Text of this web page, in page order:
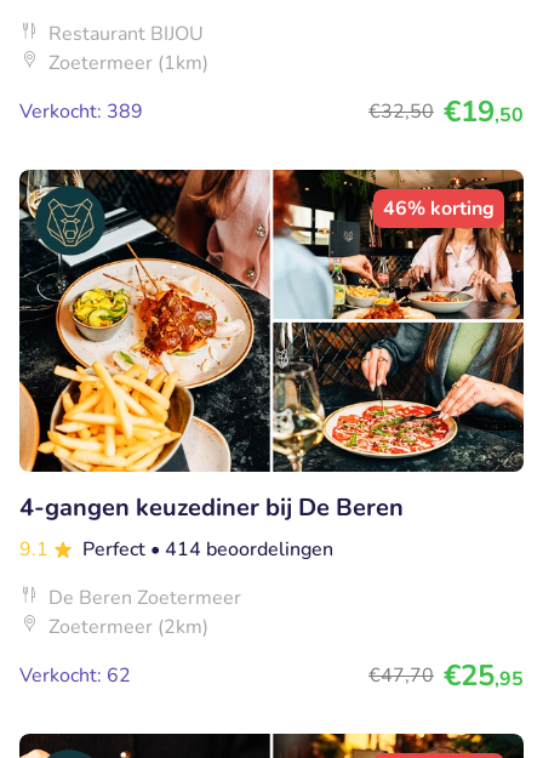
Restaurant BIJOU
Zoetermeer (1km)
Verkocht: 389
€32,50 €19,50
46% korting
4-gangen keuzediner bij De Beren
9.1 Perfect • 414 beoordelingen
De Beren Zoetermeer
Zoetermeer (2km)
Verkocht: 62
€47,70 €25,95